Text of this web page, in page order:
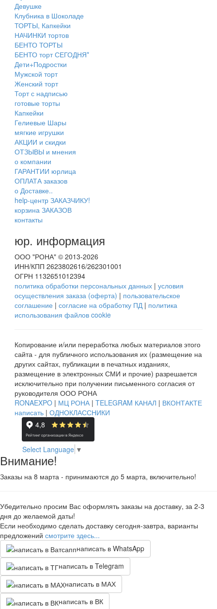
Девушке
Клубника в Шоколаде
ТОРТЫ, Капкейки
НАЧИНКИ тортов
БЕНТО ТОРТЫ
БЕНТО торт СЕГОДНЯ*
Дети+Подростки
Мужской торт
Женский торт
Торт с надписью
готовые торты
Капкейки
Гелиевые Шары
мягкие игрушки
АКЦИИ и скидки
ОТЗЫВЫ и мнения
о компании
ГАРАНТИИ юрлица
ОПЛАТА заказов
о Доставке..
help-центр ЗАКАЗЧИКУ!
корзина ЗАКАЗОВ
контакты
юр. информация
ООО "РОНА" © 2013-2026
ИНН/КПП 2623802616/262301001
ОГРН 1132651012394
политика обработки персональных данных | условия
осуществления заказа (оферта) | пользовательское
соглашение | согласие на обработку ПД | политика
использования файлов cookie
Копирование и/или переработка любых материалов этого
сайта - для публичного использования их (размещение на
других сайтах, публикации в печатных изданиях,
размещение в электронных СМИ и прочие) разрешается
исключительно при получении письменного согласия от
руководителя ООО РОНА
RONAEXPO | МЦ РОНА | TELEGRAM КАНАЛ | ВКОНТАКТЕ
написать | ОДНОКЛАССНИКИ
Select Language ▼
Внимание!
Заказы на 8 марта - принимаются до 5 марта, включительно!
Убедительно просим Вас оформлять заказы на доставку, за 2-3
дня до желаемой даты!
Если необходимо сделать доставку сегодня-завтра, варианты
предложений смотрите здесь...
написать в WhatsApp
написать в Telegram
написать в МАХ
написать в ВК